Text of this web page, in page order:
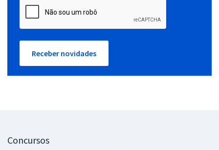
Receber novidades
Concursos